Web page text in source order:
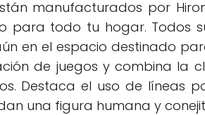
manufacturados por
para todo tu hogar. Todos
en el espacio destinado
de juegos y combina la
Destaca el uso de líneas
una figura humana y